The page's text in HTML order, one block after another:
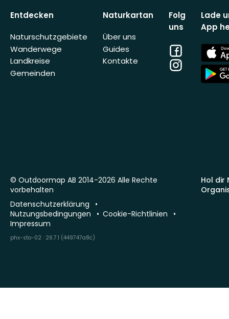
Entdecken
Naturschutzgebiete
Wanderwege
Landkreise
Gemeinden
Naturkartan
Über uns
Guides
Kontakte
Folg
uns
Facebook
Instagram
Lade
App
App
Store
App
Store
Hol dir
© Outdoormap AB 2014-2026 Alle Rechte
vorbehalten
Datenschutzerklärung
Nutzungsbedingungen
Cookie-Richtlinien
Impressum
phx-sto-02 · 26.7.1 (449747a8c)